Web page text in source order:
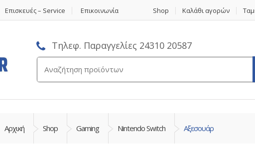
Επισκευές – Service Επικοινωνία Shop Καλάθι αγορών
Τηλεφ. Παραγγελίες 24310 20587
για:
Αρχική Shop Gaming Nintendo Switch Αξεσουάρ